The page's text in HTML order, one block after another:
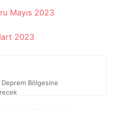
Mayıs 2023
2023
Deprem Bölgesine